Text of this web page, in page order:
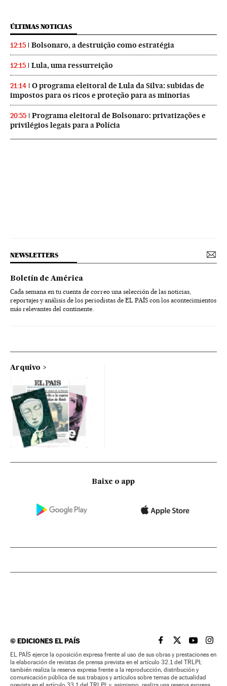
ÚLTIMAS NOTICIAS
12:15 Bolsonaro, a destruição como estratégia
12:15 Lula, uma ressurreição
21:14
O programa eleitoral de Lula da Silva: subidas de
impostos para os ricos e proteção para as minorias
20:55
Programa eleitoral de Bolsonaro: privatizações e
privilégios legais para a Polícia
NEWSLETTERS
Boletín de América
Cada semana en tu cuenta de correo una selección de las noticias,
reportajes y análisis de los periodistas de EL PAÍS con los acontecimientos
más relevantes del continente.
Arquivo
Baixe o app
©EDICIONES EL PAÍS EL PAÍS BRASIL EN
EL PAÍSEL PAÍS
EL
EL PAÍS ejerce la oposición expresa frente al uso de sus obras y prestaciones en
la elaboración de revistas de prensa prevista en el artículo 32.1 del TRLPI;
también realiza la reserva expresa frente a la reproducción, distribución y
comunicación pública de sus trabajos y artículos sobre temas de actualidad